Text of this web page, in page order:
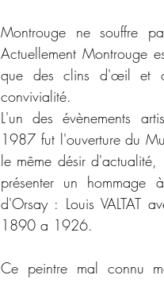
Montrouge ne souffre
Actuellement Montrouge
que des clins d'œil et
convivialité.
L'un des évènements
1987 fut l'ouverture du
le même désir
présenter un hommage
d'Orsay : Louis VALTAT
1890 a 1926.
Ce peintre mal connu